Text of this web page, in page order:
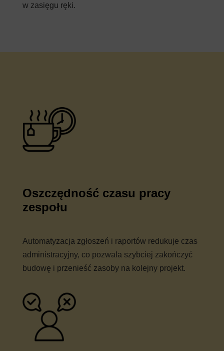
w zasięgu ręki.
Oszczędność czasu pracy
zespołu
Automatyzacja zgłoszeń i raportów redukuje czas
administracyjny, co pozwala szybciej zakończyć
budowę i przenieść zasoby na kolejny projekt.